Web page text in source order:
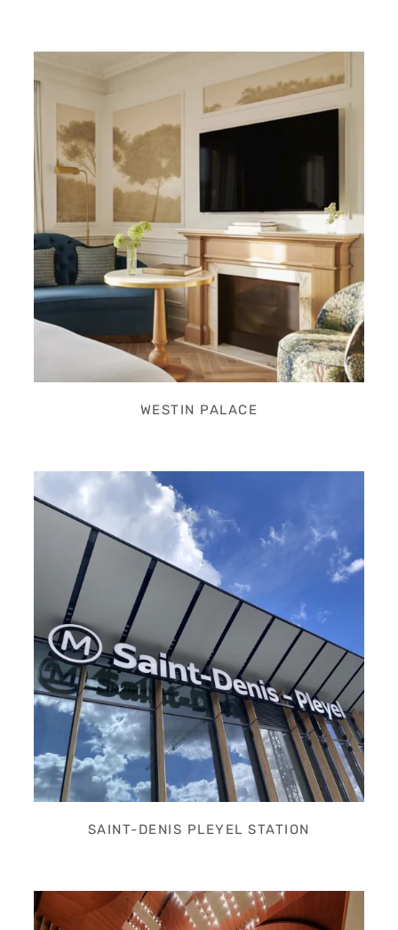
WESTIN PALACE
SAINT-DENIS PLEYEL STATION